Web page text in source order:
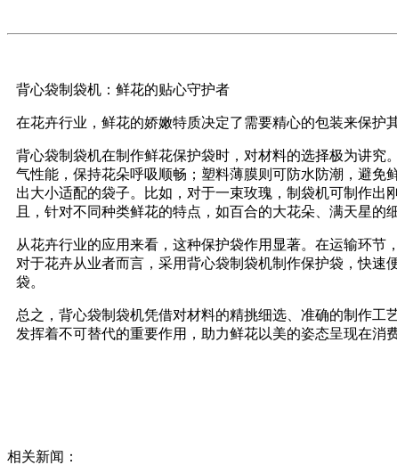
背心袋制袋机：鲜花的贴心守护者
在花卉行业，鲜花的娇嫩特质决定了需要精心的包装来保护
背心袋制袋机在制作鲜花保护袋时，对材料的选择极为讲
气性能，保持花朵呼吸顺畅；塑料薄膜则可防水防潮，避
出大小适配的袋子。比如，对于一束玫瑰，制袋机可制作
且，针对不同种类鲜花的特点，如百合的大花朵、满天星的
从花卉行业的应用来看，这种保护袋作用显著。在运输环节
对于花卉从业者而言，采用背心袋制袋机制作保护袋，快
袋。
总之，背心袋制袋机凭借对材料的精挑细选、准确的制作工
发挥着不可替代的重要作用，助力鲜花以美的姿态呈现在消
相关新闻：